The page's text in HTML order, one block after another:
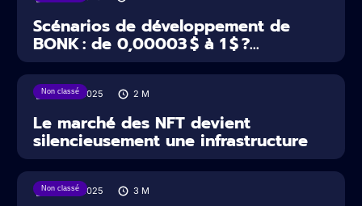
Scénarios de développement de
BONK : de 0,00003 $ à 1 $ ?...
Non classé
22/06/2025 2 M
Le marché des NFT devient
silencieusement une infrastructure
Non classé
22/06/2025 3 M